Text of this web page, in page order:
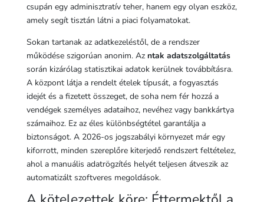
csupán egy adminisztratív teher, hanem egy olyan eszköz,
amely segít tisztán látni a piaci folyamatokat.
Sokan tartanak az adatkezeléstől, de a rendszer
működése szigorúan anonim. Az ntak adatszolgáltatás
során kizárólag statisztikai adatok kerülnek továbbításra.
A központ látja a rendelt ételek típusát, a fogyasztás
idejét és a fizetett összeget, de soha nem fér hozzá a
vendégek személyes adataihoz, nevéhez vagy bankkártya
számaihoz. Ez az éles különbségtétel garantálja a
biztonságot. A 2026-os jogszabályi környezet már egy
kiforrott, minden szereplőre kiterjedő rendszert feltételez,
ahol a manuális adatrögzítés helyét teljesen átveszik az
automatizált szoftveres megoldások.